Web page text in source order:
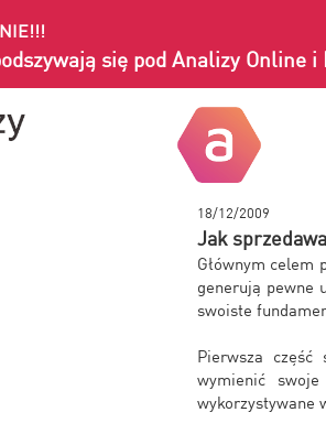
się pod Analizy Online i
18/12/2009
Jak
Głównym celem
generują pewne
swoiste
Pierwsza
wymienić
wykorzystywane